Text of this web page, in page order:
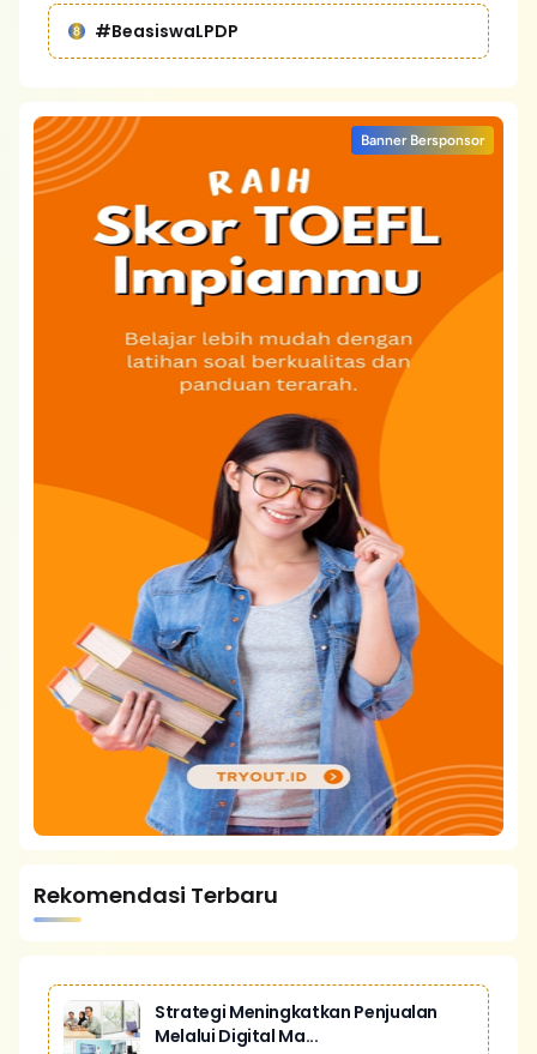
#BeasiswaLPDP
Banner Bersponsor
Rekomendasi Terbaru
Strategi Meningkatkan Penjualan
Melalui Digital Ma...